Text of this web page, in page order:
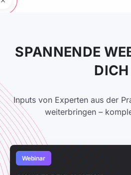
SPANNENDE
DICH
Inputs von Experten aus der
weiterbringen –
Webinar